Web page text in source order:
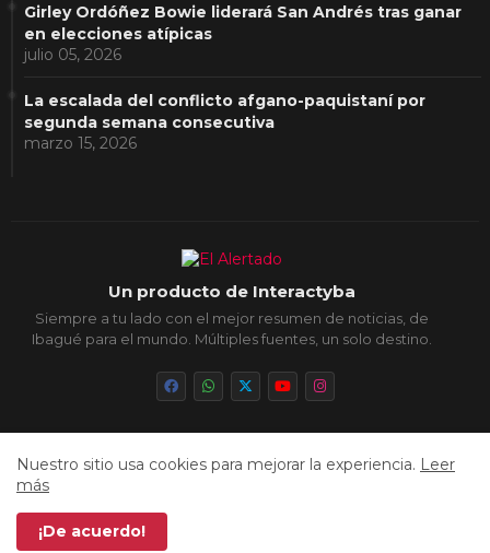
Girley Ordóñez Bowie liderará San Andrés tras ganar
en elecciones atípicas
julio 05, 2026
La escalada del conflicto afgano-paquistaní por
segunda semana consecutiva
marzo 15, 2026
Un producto de Interactyba
Siempre a tu lado con el mejor resumen de noticias, de
Ibagué para el mundo. Múltiples fuentes, un solo destino.
Todos los derechos reservados © 2026
Inicio Sobre Nosotros
Política de Privacidad
Nuestro sitio usa cookies para mejorar la experiencia. Leer
más
¡De acuerdo!